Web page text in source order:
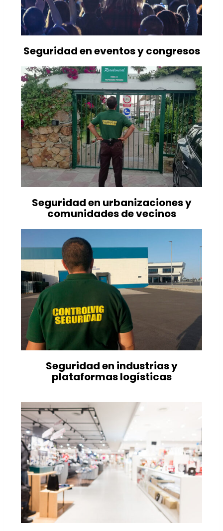
Seguridad en eventos y congresos
Seguridad en urbanizaciones y
comunidades de vecinos
Seguridad en industrias y
plataformas logísticas